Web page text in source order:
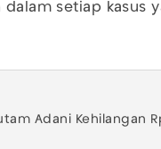
dalam setiap kasus
Adani Kehilangan